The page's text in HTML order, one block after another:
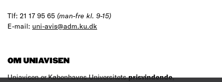
Tlf: 21 17 95 65 (man-fre kl. 9-15)
E-mail: uni-avis@adm.ku.dk
OM UNIAVISEN
Uniavisen er Københavns Universitetsprisvindende,